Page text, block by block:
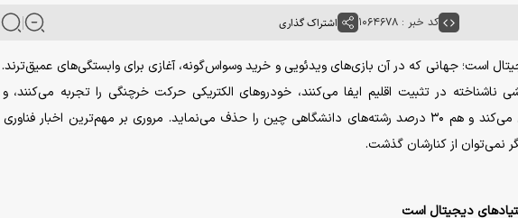
کد خبر : ۱۰۶۴۶۷۸ اشتراک گذاری
است؛ جهانی که در آن بازی‌های ویدئویی و خرید وسواس‌گونه، آغازی برای وابستگی‌های عمیق‌ترند.
در تثبیت اقلیم ایفا می‌کنند، خودرو‌های الکتریکی حرکت خرچنگی را تجربه
نمی‌توان از کنارشان گذشت.
دیجیتال است